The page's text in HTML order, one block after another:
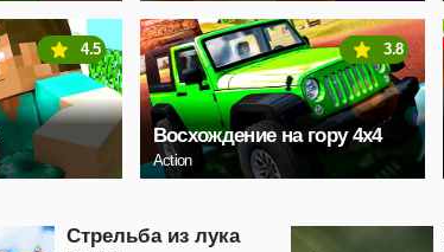
4.5
Восхождение на гору 4x4
Action
3.8
Стрельба из лука